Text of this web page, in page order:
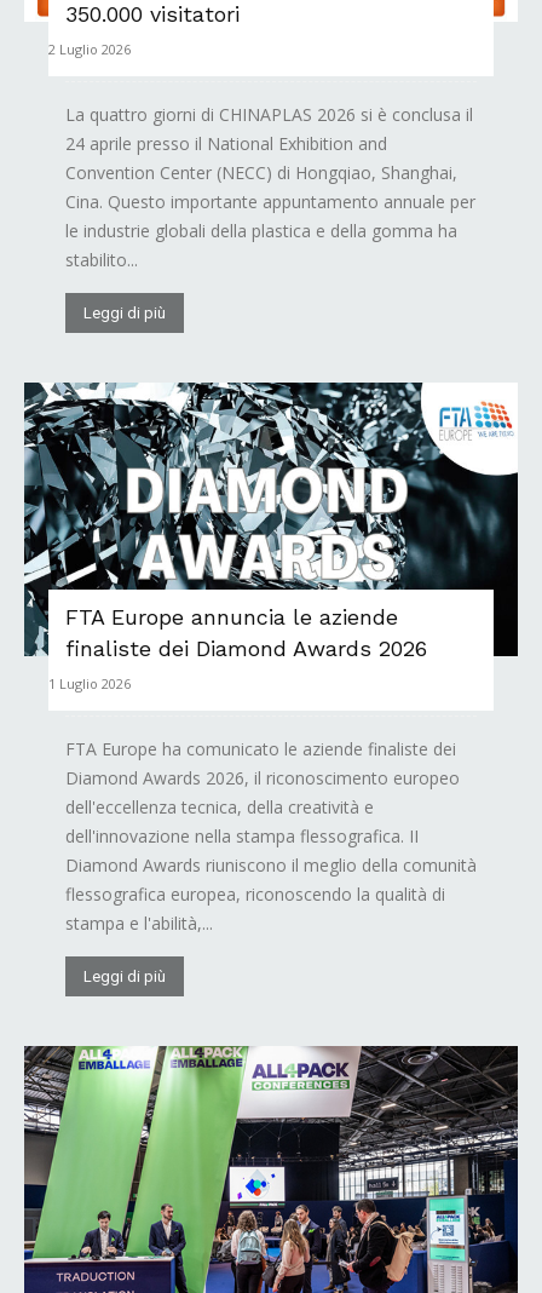
350.000 visitatori
2 Luglio 2026
La quattro giorni di CHINAPLAS 2026 si è conclusa il
24 aprile presso il National Exhibition and
Convention Center (NECC) di Hongqiao, Shanghai,
Cina. Questo importante appuntamento annuale per
le industrie globali della plastica e della gomma ha
stabilito...
Leggi di più
FTA Europe annuncia le aziende
finaliste dei Diamond Awards 2026
1 Luglio 2026
FTA Europe ha comunicato le aziende finaliste dei
Diamond Awards 2026, il riconoscimento europeo
dell'eccellenza tecnica, della creatività e
dell'innovazione nella stampa flessografica. II
Diamond Awards riuniscono il meglio della comunità
flessografica europea, riconoscendo la qualità di
stampa e l'abilità,...
Leggi di più